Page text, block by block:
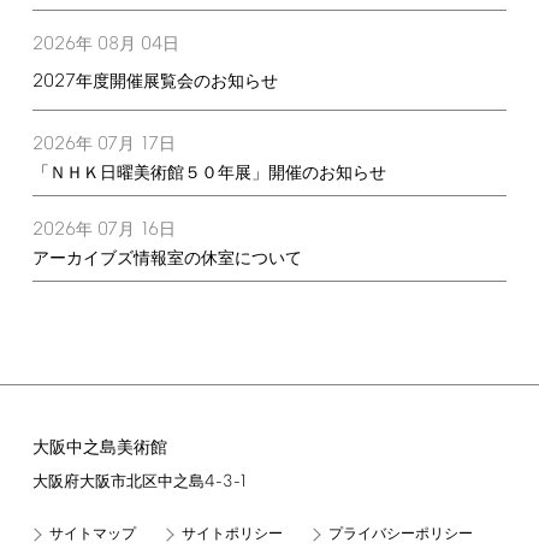
2026年 08月 04日
2027年度開催展覧会のお知らせ
2026年 07月 17 日
「ＮＨＫ日曜美術館５０年展」開催のお知らせ
2026年 07月 16 日
アーカイブズ情報室の休室について
大阪中之島美術館
大阪府大阪市北区中之島4-3-1
サイトマップ サイトポリシー プライバシーポリシー